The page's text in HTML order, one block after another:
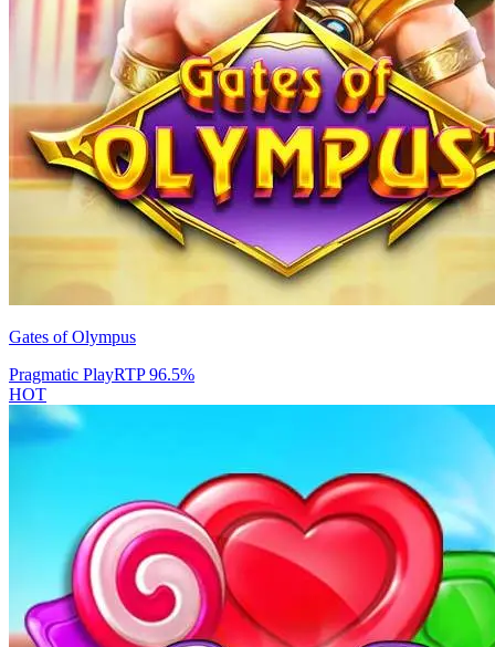
Gates of Olympus
Pragmatic PlayRTP96.5%
HOT